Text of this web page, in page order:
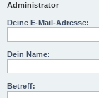
Administrator
Deine E-Mail-Adresse:
Dein Name:
Betreff: